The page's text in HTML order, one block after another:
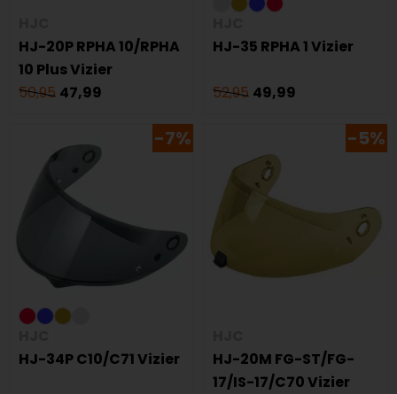
HJ-20P RPHA 10/RPHA
10 Plus Vizier
50,95 47,99
HJ-35 RPHA 1 Vizier
52,95 49,99
-7%
HJ-34P C10/C71 Vizier
-5%
HJ-20M FG-ST/FG-
17/IS-17/C70 Vizier